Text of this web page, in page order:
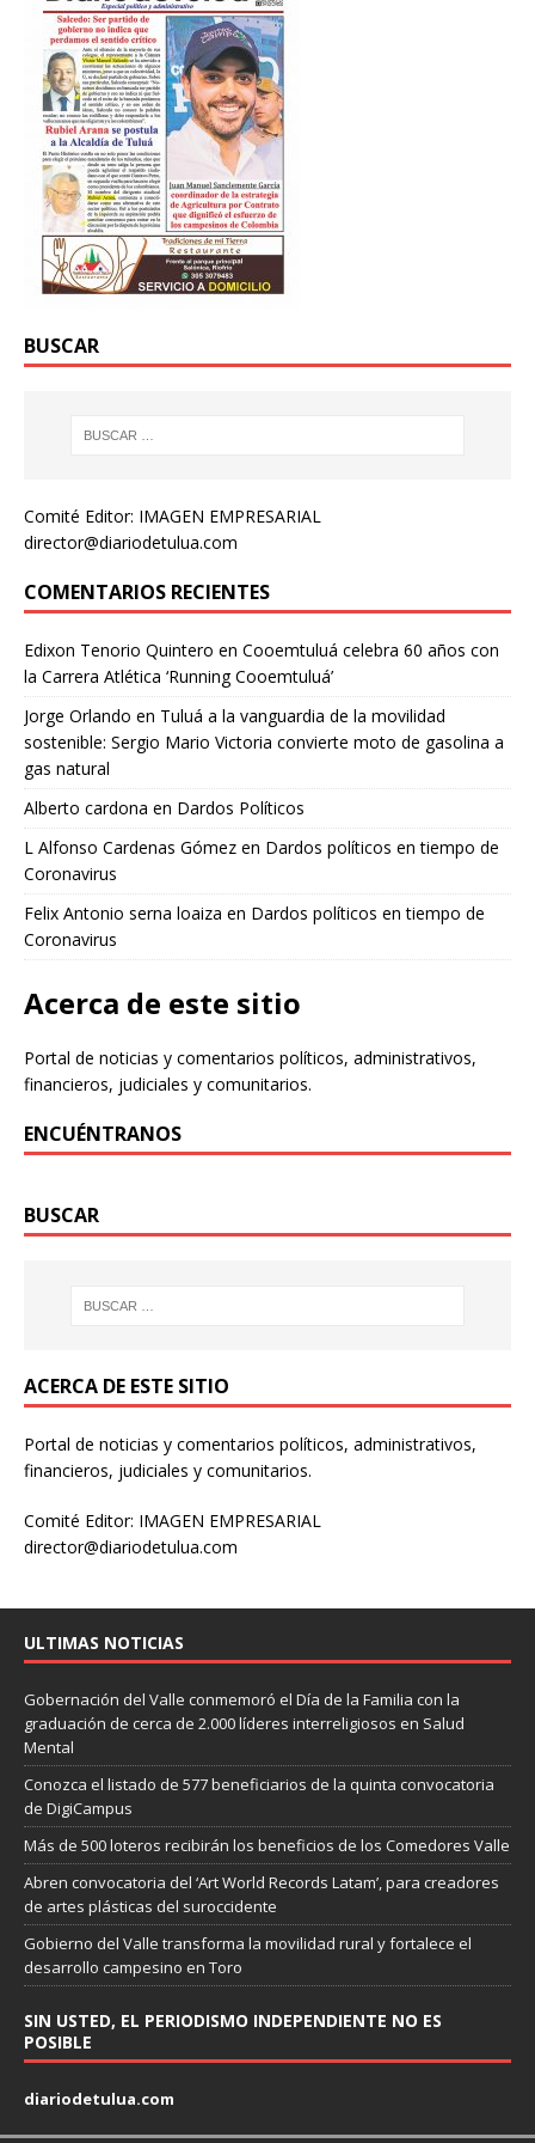
BUSCAR
Comité Editor: IMAGEN EMPRESARIAL
director@diariodetulua.com
COMENTARIOS RECIENTES
Edixon Tenorio Quintero en Cooemtuluá celebra 60 años con
la Carrera Atlética ‘Running Cooemtuluá’
Jorge Orlando en Tuluá a la vanguardia de la movilidad
sostenible: Sergio Mario Victoria convierte moto de gasolina a
gas natural
Alberto cardona en Dardos Políticos
L Alfonso Cardenas Gómez en Dardos políticos en tiempo de
Coronavirus
Felix Antonio serna loaiza en Dardos políticos en tiempo de
Coronavirus
Acerca de este sitio
Portal de noticias y comentarios políticos, administrativos,
financieros, judiciales y comunitarios.
ENCUÉNTRANOS
BUSCAR
ACERCA DE ESTE SITIO
Portal de noticias y comentarios políticos, administrativos,
financieros, judiciales y comunitarios.
Comité Editor: IMAGEN EMPRESARIAL
director@diariodetulua.com
ULTIMAS NOTICIAS
Gobernación del Valle conmemoró el Día de la Familia con la
graduación de cerca de 2.000 líderes interreligiosos en Salud
Mental
Conozca el listado de 577 beneficiarios de la quinta convocatoria
de DigiCampus
Más de 500 loteros recibirán los beneficios de los Comedores Valle
Abren convocatoria del ‘Art World Records Latam’, para creadores
de artes plásticas del suroccidente
Gobierno del Valle transforma la movilidad rural y fortalece el
desarrollo campesino en Toro
SIN USTED, EL PERIODISMO INDEPENDIENTE NO ES
POSIBLE
diariodetulua.com